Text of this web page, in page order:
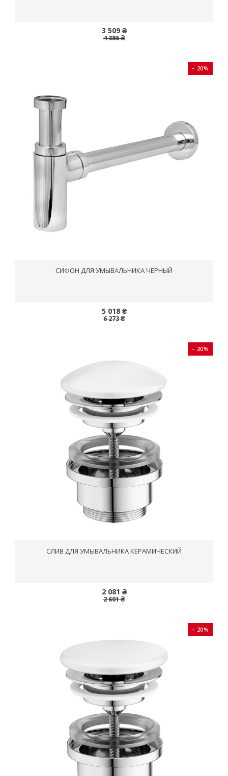
3 509 ₴
4 386 ₴
− 20%
СИФОН ДЛЯ УМЫВАЛЬНИКА ЧЕРНЫЙ
5 018 ₴
6 273 ₴
− 20%
СЛИВ ДЛЯ УМЫВАЛЬНИКА КЕРАМИЧЕСКИЙ
2 081 ₴
2 601 ₴
− 20%